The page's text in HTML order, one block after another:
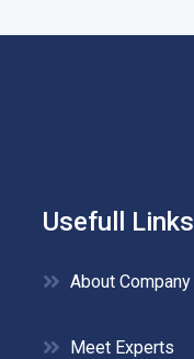
Usefull Links
About Company
Meet Experts